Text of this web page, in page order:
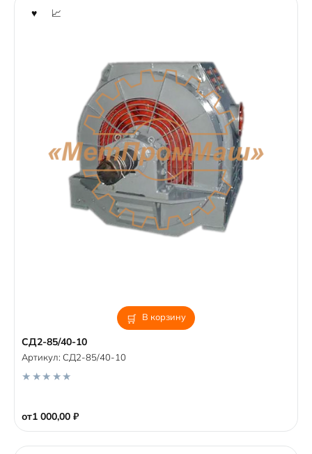
В корзину
СД2-85/40-10
от1 000,00 ₽
Артикул: СД2-85/40-10
u
t
f